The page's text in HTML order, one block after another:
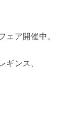
ェア開催中。
ギンス、